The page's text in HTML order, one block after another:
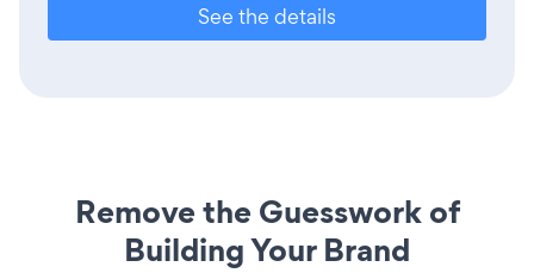
See the details
Remove the Guesswork of
Building Your Brand